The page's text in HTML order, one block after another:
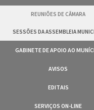
REUNIÕES DE CÂMARA
SESSÕES DA ASSEMBLEIA
GABINETE DE APOIO AO
AVISOS
EDITAIS
SERVIÇOS ON-LINE